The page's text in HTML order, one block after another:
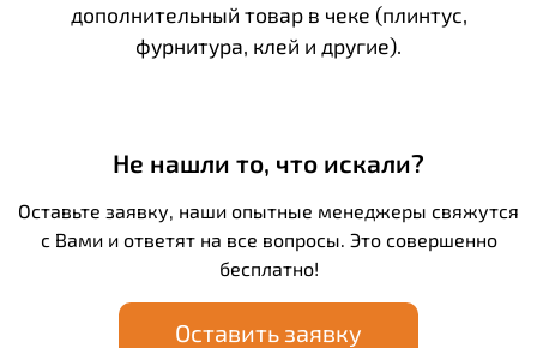
дополнительный товар в чеке (плинтус,
фурнитура, клей и другие).
Не нашли то, что искали?
Оставьте заявку, наши опытные менеджеры свяжутся
с Вами и ответят на все вопросы. Это совершенно
бесплатно!
Оставить заявку